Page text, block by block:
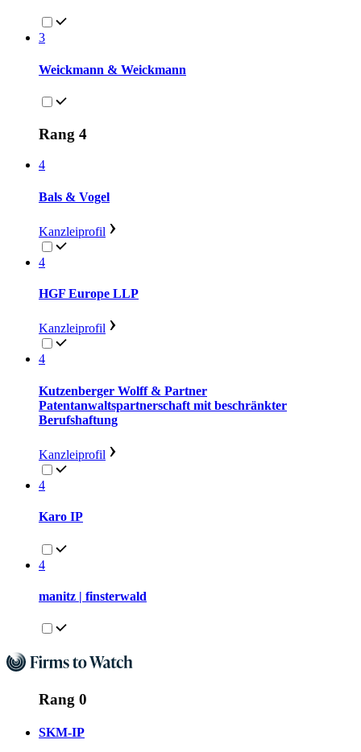
3
Weickmann & Weickmann
Rang 4
4
Bals & Vogel
Kanzleiprofil
4
HGF Europe LLP
Kanzleiprofil
4
Kutzenberger Wolff & Partner
Patentanwaltspartnerschaft mit beschränkter
Berufshaftung
Kanzleiprofil
4
Karo IP
4
manitz | finsterwald
Rang 0
SKM-IP